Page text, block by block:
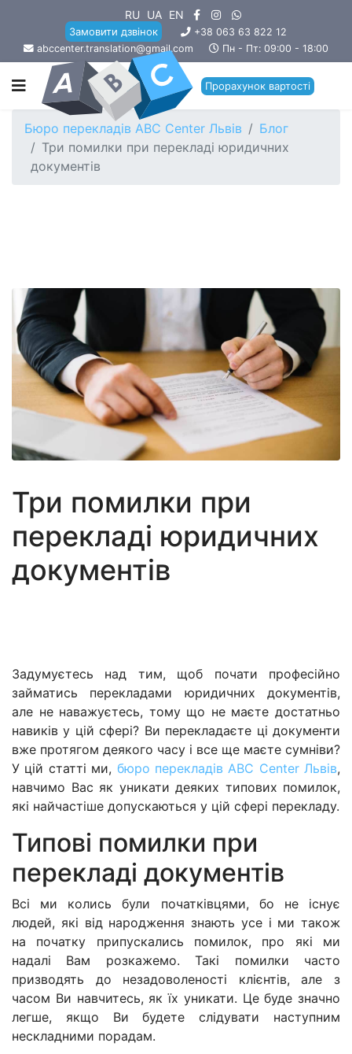
RU UA EN
Замовити дзвінок
+38 063 63 822 12
abccenter.translation@gmail.com
Пн - Пт: 09:00 - 18:00
Прорахунок вартості
Бюро перекладів ABC Center Львів
Блог
Три помилки при перекладі юридичних
документів
Три помилки при
перекладі юридичних
документів
Задумуєтесь над тим, щоб почати професійно
займатись перекладами юридичних документів,
але не наважуєтесь, тому що не маєте достатньо
навиків у цій сфері? Ви перекладаєте ці документи
вже протягом деякого часу і все ще маєте сумніви?
У цій статті ми, бюро перекладів ABC Center Львів,
навчимо Вас як уникати деяких типових помилок,
які найчастіше допускаються у цій сфері перекладу.
Типові помилки при
перекладі документів
Всі ми колись були початківцями, бо не існує
людей, які від народження знають усе і ми також
на початку припускались помилок, про які ми
надалі Вам розкажемо. Такі помилки часто
призводять до незадоволеності клієнтів, але з
часом Ви навчитесь, як їх уникати. Це буде значно
легше, якщо Ви будете слідувати наступним
нескладними порадам.